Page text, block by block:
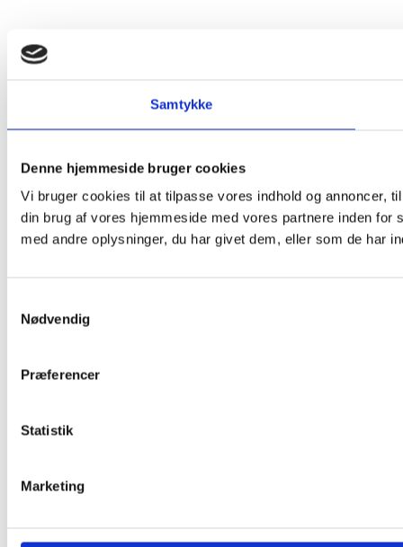
Samtykke
Denne hjemmeside bruger cookies
Vi bruger cookies til at tilpasse vores indhold og annoncer,
din brug af vores hjemmeside med vores partnere inden
med andre oplysninger, du har givet dem, eller som de har
Nødvendig
Præferencer
Statistik
Marketing